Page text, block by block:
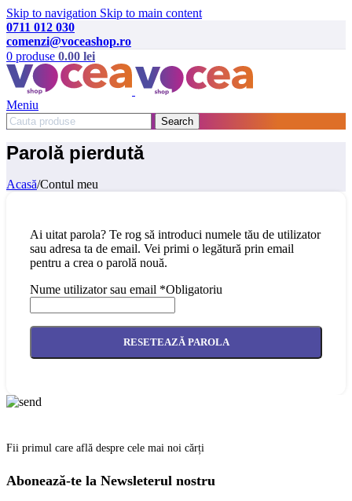
Skip to navigation Skip to main content
0711 012 030
comenzi@voceashop.ro
0 produse 0.00 lei
Meniu
Search
Parolă pierdută
Acasă/Contul meu
Ai uitat parola? Te rog să introduci numele tău de utilizator
sau adresa ta de email. Vei primi o legătură prin email
pentru a crea o parolă nouă.
Nume utilizator sau email *Obligatoriu
RESETEAZĂ PAROLA
Fii primul care află despre cele mai noi cărți
Abonează-te la Newsleterul nostru